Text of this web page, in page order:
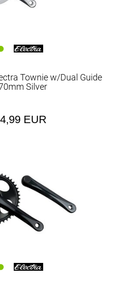
Townie w/Dual Guide
Silver
EUR